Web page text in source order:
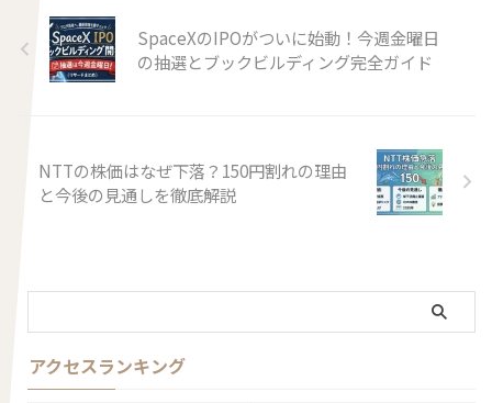
SpaceXのIPOがついに始動！今週金曜日
の抽選とブックビルディング完全ガイド
NTTの株価はなぜ下落？150円割れの理由
と今後の見通しを徹底解説
アクセスランキング